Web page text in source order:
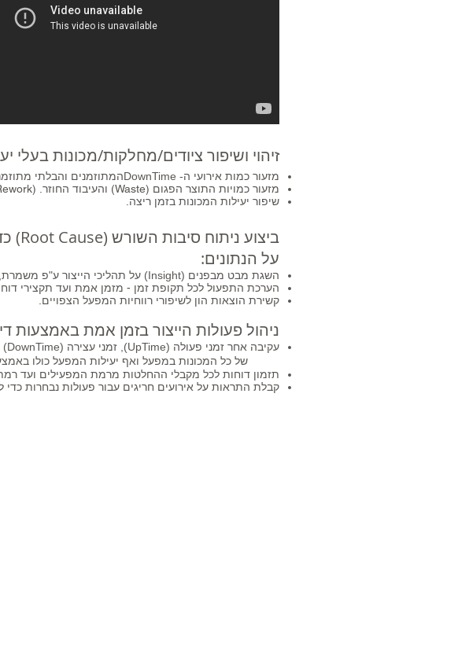
זיהוי ושיפור ציודים/מחלקות/מכונות בעלי
מזעור כמות אירועי ה- DownTimeהמתוזמנים והבלתי מתוזמנים.
מזעור כמויות התוצר הפגום (Waste) והעיבוד החוזר. (Rework)
שיפור יעילות המכונות בזמן ריצה.
ביצוע ניתוח סיבות השורש (Root Cause) כדי לקבל החלטות המבוססות
על הנתונים:
השגת מבט מבפנים (Insight) על תהליכי הייצור ע"פ משמרת,
הערכת התפעול לכל תקופת זמן - מזמן אמת ועד תקצירי
קשירת הוצאות הון לשיפורי רווחיות המפעל הצפויים.
ניהול פעולות הייצור בזמן אמת באמצעות
עקיבה אחר זמני פעולה (UpTime), זמני עצירה (DownTime) ורמות היעילות
של כל המכונות במפעל ואף יעילות המפעל כולו
תזמון דוחות לכל מקבלי ההחלטות מרמת המפעילים ועד
קבלת התראות על אירועים חריגים עבור פעולות נבחרות כדי